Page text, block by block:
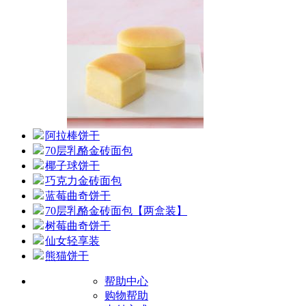
阿拉棒饼干
70层乳酪金砖面包
椰子球饼干
巧克力金砖面包
蓝莓曲奇饼干
70层乳酪金砖面包【两盒装】
树莓曲奇饼干
仙女轻享装
熊猫饼干
帮助中心
购物帮助